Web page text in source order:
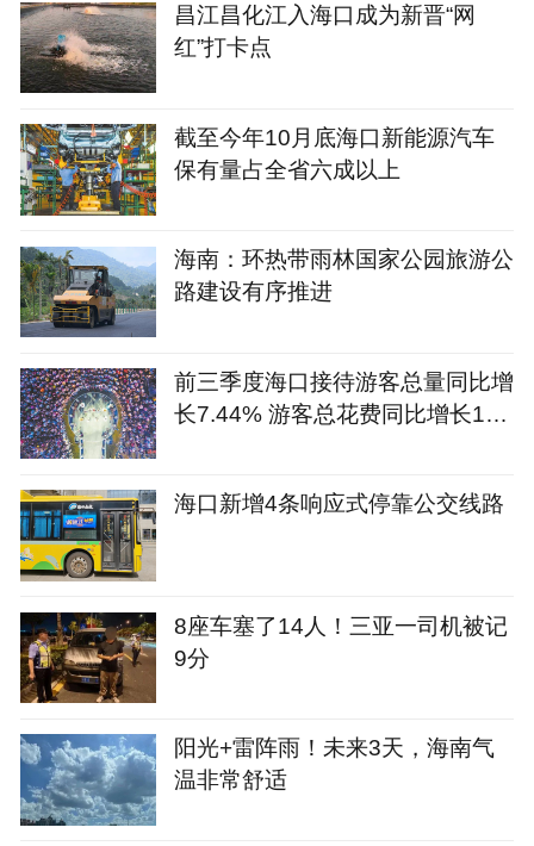
昌江昌化江入海口成为新晋“网
红”打卡点
截至今年10月底海口新能源汽车
保有量占全省六成以上
海南：环热带雨林国家公园旅游公
路建设有序推进
前三季度海口接待游客总量同比增
长7.44% 游客总花费同比增长12.
海口新增4条响应式停靠公交线路
8座车塞了14人！三亚一司机被记
9分
阳光+雷阵雨！未来3天，海南气
温非常舒适